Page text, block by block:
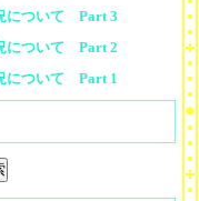
について Part 3
について Part 2
について Part 1